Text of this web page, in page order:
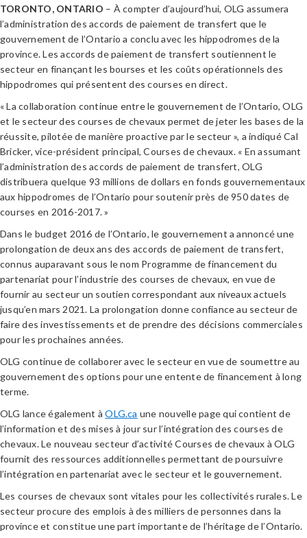
TORONTO, ONTARIO – À compter d’aujourd’hui, OLG assumera
l’administration des accords de paiement de transfert que le
gouvernement de l’Ontario a conclu avec les hippodromes de la
province. Les accords de paiement de transfert soutiennent le
secteur en finançant les bourses et les coûts opérationnels des
hippodromes qui présentent des courses en direct.
« La collaboration continue entre le gouvernement de l’Ontario, OLG
et le secteur des courses de chevaux permet de jeter les bases de la
réussite, pilotée de manière proactive par le secteur », a indiqué Cal
Bricker, vice-président principal, Courses de chevaux. « En assumant
l’administration des accords de paiement de transfert, OLG
distribuera quelque 93 millions de dollars en fonds gouvernementaux
aux hippodromes de l’Ontario pour soutenir près de 950 dates de
courses en 2016-2017. »
Dans le budget 2016 de l’Ontario, le gouvernement a annoncé une
prolongation de deux ans des accords de paiement de transfert,
connus auparavant sous le nom Programme de financement du
partenariat pour l’industrie des courses de chevaux, en vue de
fournir au secteur un soutien correspondant aux niveaux actuels
jusqu’en mars 2021. La prolongation donne confiance au secteur de
faire des investissements et de prendre des décisions commerciales
pour les prochaines années.
OLG continue de collaborer avec le secteur en vue de soumettre au
gouvernement des options pour une entente de financement à long
terme.
OLG lance également àOLG.ca une nouvelle page qui contient de
l’information et des mises à jour sur l’intégration des courses de
chevaux. Le nouveau secteur d’activité Courses de chevaux à OLG
fournit des ressources additionnelles permettant de poursuivre
l’intégration en partenariat avec le secteur et le gouvernement.
Les courses de chevaux sont vitales pour les collectivités rurales. Le
secteur procure des emplois à des milliers de personnes dans la
province et constitue une part importante de l’héritage de l’Ontario.